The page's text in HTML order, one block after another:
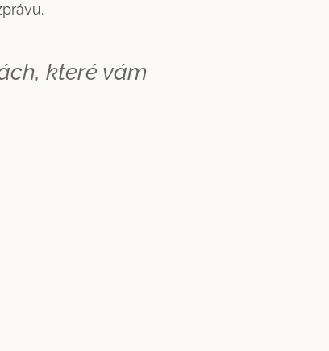
které vám